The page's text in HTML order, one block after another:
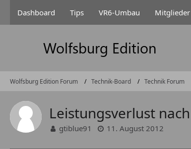
Dashboard Tips VR6-Umbau Mitglieder
Wolfsburg Edition Forum Technik-Board Technik Forum
Leistungsverlust
gtiblue91 11. August 2012